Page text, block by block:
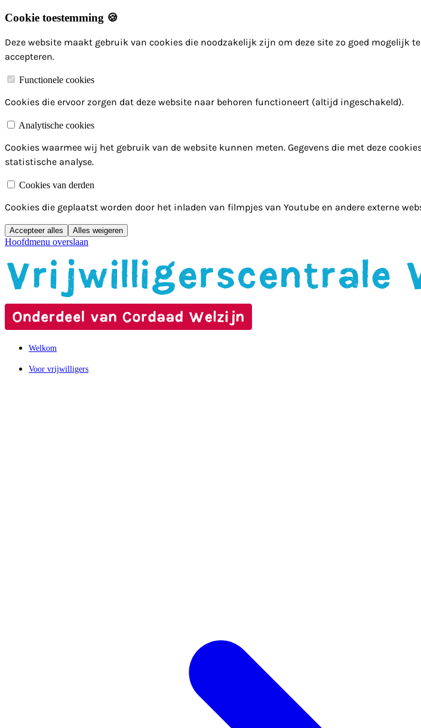
Cookie toestemming 🍪
Deze website maakt gebruik van cookies die noodzakelijk zijn om deze site zo goed mogelijk
accepteren.
Functionele cookies
Cookies die ervoor zorgen dat deze website naar behoren functioneert (altijd ingeschakeld).
Analytische cookies
Cookies waarmee wij het gebruik van de website kunnen meten. Gegevens die met deze
statistische analyse.
Cookies van derden
Cookies die geplaatst worden door het inladen van filmpjes van Youtube en andere externe
Accepteer alles Alles weigeren
Hoofdmenu overslaan
Welkom
Voor vrijwilligers